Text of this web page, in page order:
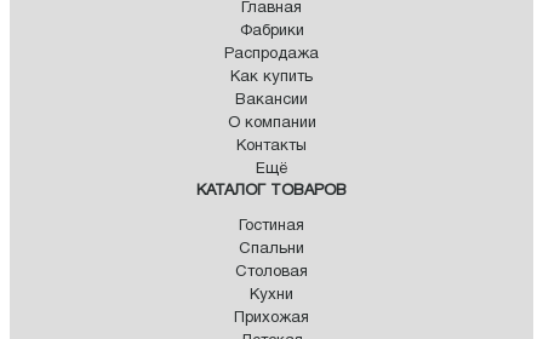
Главная
Фабрики
Распродажа
Как купить
Вакансии
О компании
Контакты
Ещё
КАТАЛОГ ТОВАРОВ
Гостиная
Спальни
Столовая
Кухни
Прихожая